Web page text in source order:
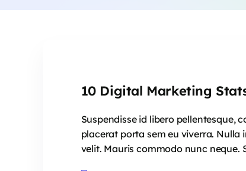
10 Digital Marketing
Suspendisse id libero pellentesque,
placerat porta sem eu viverra.
velit. Mauris commodo nunc